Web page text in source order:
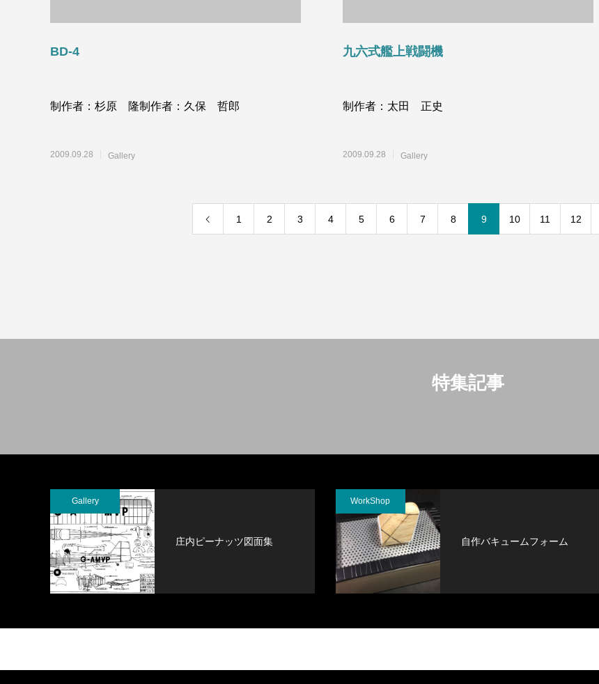
BD-4
制作者：杉原 隆制作者：久保 哲郎
2009.09.28 Gallery
九六式艦上戦闘機
制作者：太田 正史
2009.09.28 Gallery
1 2 3 4 5 6 7 8 9 10 11 12
特集記事
Gallery
庄内ピーナッツ図面集
WorkShop
自作バキュームフォーム